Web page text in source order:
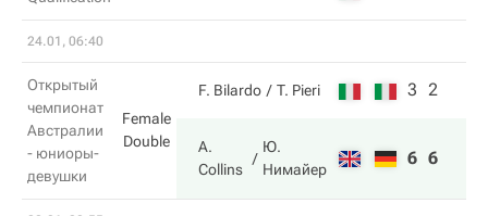
24.01, 06:40
Открытый
чемпионат
Австралии
- юниоры-
девушки
Female
Double
F. Bilardo T. Pieri 3 2
A.
Collins
Ю.
Нимайер
6 6